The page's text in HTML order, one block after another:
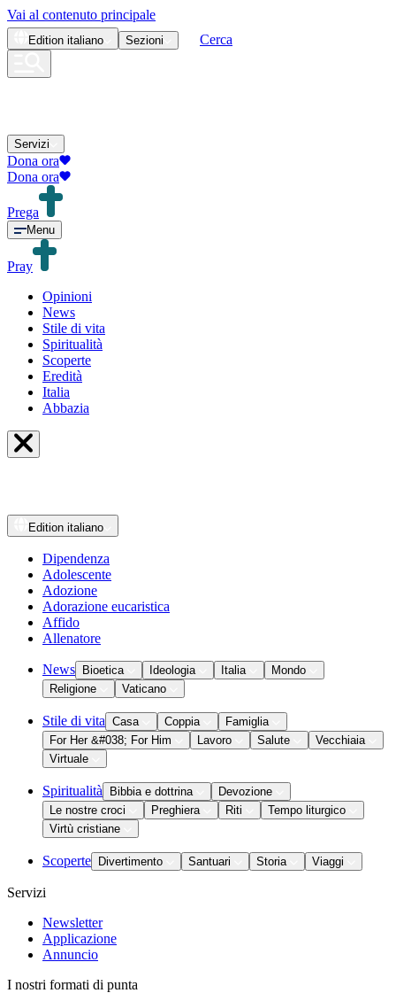
Vai al contenuto principale
Edition italiano Sezioni Cerca
Servizi
Dona ora
Dona ora
Prega
Menu
Pray
Opinioni
News
Stile di vita
Spiritualità
Scoperte
Eredità
Italia
Abbazia
Edition italiano
Dipendenza
Adolescente
Adozione
Adorazione eucaristica
Affido
Allenatore
News Bioetica Ideologia Italia
Mondo
Religione
Vaticano
Stile di vita Casa Coppia
Famiglia
For Her &#038; For Him
Lavoro Salute
Vecchiaia
Virtuale
Spiritualità Bibbia e dottrina
Devozione
Le nostre croci
Preghiera Riti
Tempo liturgico
Virtù cristiane
Scoperte Divertimento Santuari Storia Viaggi
Servizi
Newsletter
Applicazione
Annuncio
I nostri formati di punta